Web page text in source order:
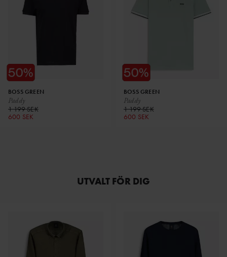
Paddy
BOSS GREEN
1 199 SEK
600 SEK
Paddy
BOSS GREEN
1 199 SEK
600 SEK
UTVALT FÖR DIG